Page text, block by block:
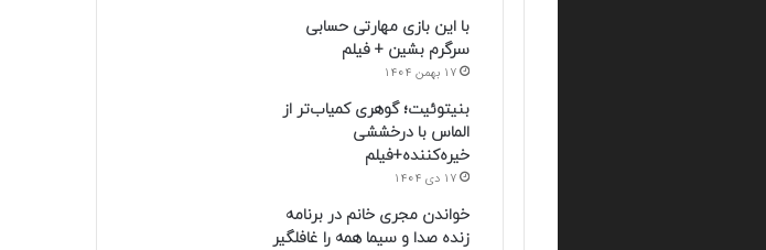
با این بازی مهارتی حسابی
سرگرم بشین + فیلم
17 بهمن 1404
بنیتوئیت؛ گوهری کمیاب‌تر از
الماس با درخششی
خیره‌کننده+فیلم
17 دی 1404
خواندن مجری خانم در برنامه
زنده صدا و سیما همه را غافلگیر